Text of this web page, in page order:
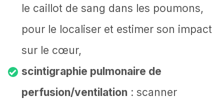
le caillot de sang dans les poumons,
pour le localiser et estimer son impact
sur le cœur,
scintigraphie pulmonaire de
perfusion/ventilation : scanner